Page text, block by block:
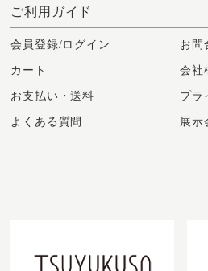
ご利用ガイド
会員登録/ログイン
カート
お支払い・送料
よくある質問
お問
会社
プラ
展示